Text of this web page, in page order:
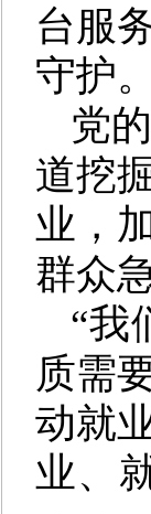
台服
守护。
党
道挖
业，
群众
“我
质需
动就
业、